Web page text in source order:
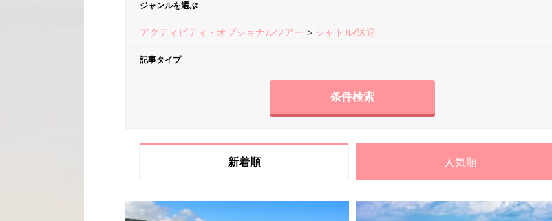
ジャンルを選ぶ
アクティビティ・オプショナルツアー シャトル/送迎
記事タイプ
条件検索
新着順 人気順